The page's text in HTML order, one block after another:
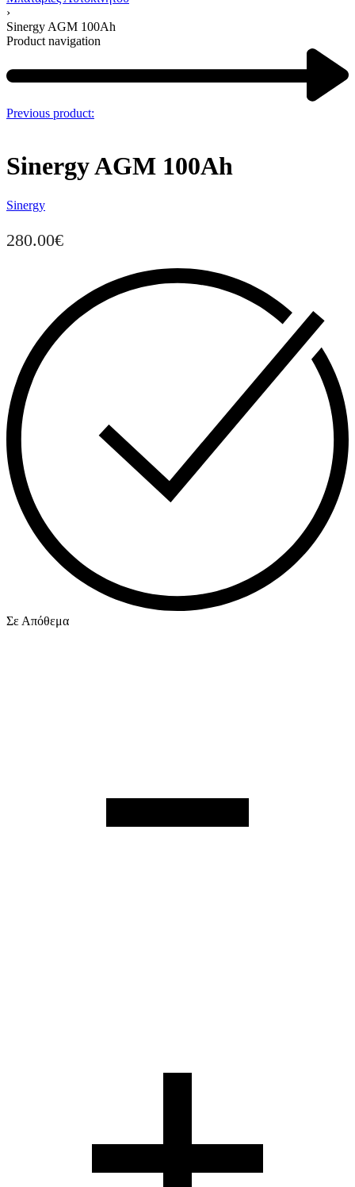
›
Sinergy AGM 100Ah
Product navigation
Previous product:
Sinergy AGM 100Ah
Sinergy
280.00€
Σε Απόθεμα